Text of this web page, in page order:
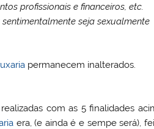
profissionais e financeiros, etc.
seja sexualmente
permanecem inalterados.
com as 5 finalidades
era, (e ainda é e sempe será),